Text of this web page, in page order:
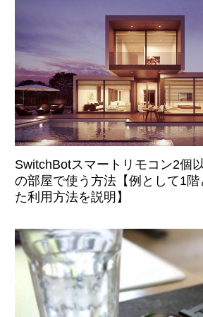
SwitchBotスマートリモコン2個
の部屋で使う方法【例として1階
た利用方法を説明】